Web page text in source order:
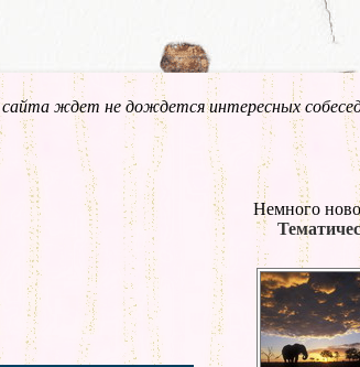
сайта ждет не дождется интересных
Немного